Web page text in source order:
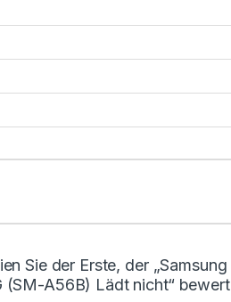
Sie der Erste, der
(SM-A56B) Lädt nicht“